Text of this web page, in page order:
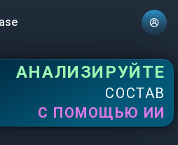
АНАЛИЗИРУЙТЕ
СОСТАВ
С ПОМОЩЬЮ ИИ